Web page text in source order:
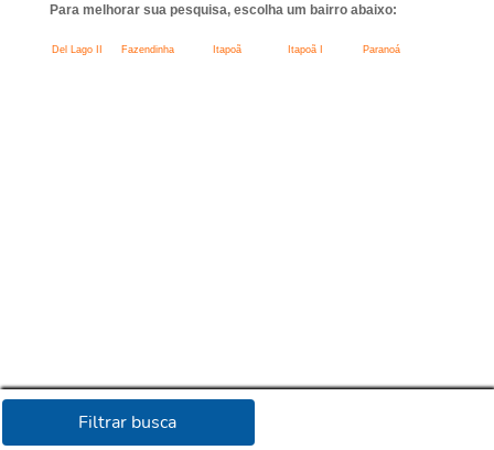
Filtrar busca
Para melhorar sua pesquisa, escolha um bairro abaixo:
Del Lago II Fazendinha Itapoã Itapoã I Paranoá